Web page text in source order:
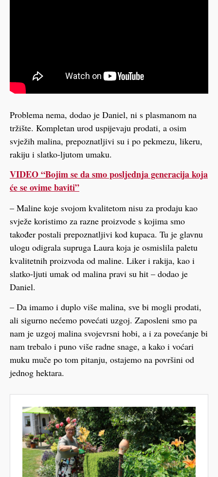
Problema nema, dodao je Daniel, ni s plasmanom na
tržište. Kompletan urod uspijevaju prodati, a osim
svježih malina, prepoznatljivi su i po pekmezu, likeru,
rakiju i slatko-ljutom umaku.
VIDEO “Bojim se da smo posljednja generacija koja
će se ovime baviti”
– Maline koje svojom kvalitetom nisu za prodaju kao
svježe koristimo za razne proizvode s kojima smo
također postali prepoznatljivi kod kupaca. Tu je glavnu
ulogu odigrala supruga Laura koja je osmislila paletu
kvalitetnih proizvoda od maline. Liker i rakija, kao i
slatko-ljuti umak od malina pravi su hit – dodao je
Daniel.
– Da imamo i duplo više malina, sve bi mogli prodati,
ali sigurno nećemo povećati uzgoj. Zaposleni smo pa
nam je uzgoj malina svojevrsni hobi, a i za povećanje bi
nam trebalo i puno više radne snage, a kako i voćari
muku muče po tom pitanju, ostajemo na površini od
jednog hektara.